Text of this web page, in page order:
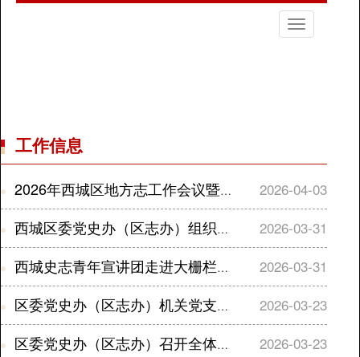
切
换
工作信息
2026年西城区地方志工作会议暨业务培训会召开 2026-04-03
西城区委党史办（区志办）组织召开“深化核心区传统地名保护与文化利用”工作座谈会 2026-03-31
西城史志青年宣讲团走进大栅栏商圈党群服务中心 2026-03-31
区委党史办（区志办）机关党支部召开2025年度组织生活会 2026-03-23
区委党史办（区志办）召开全体干部会议传达学习全国两会精神 2026-03-23